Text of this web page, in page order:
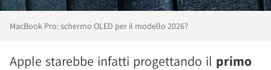
MacBook Pro: schermo OLED per il modello 2026?
Apple starebbe infatti progettando il primo